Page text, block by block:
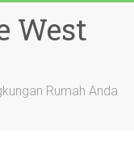
West
Rumah Anda